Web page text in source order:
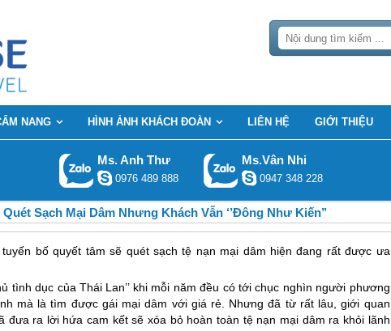
NANG HÌNH ẢNH KHÁCH ĐOÀN LIÊN HỆ GIỚI THIỆU
Ms. Anh Thư
0976 489 888
Ms.Vân Nhi
0947 348 228
Sạch Mại Dâm Nhưng Khách Vẫn ‘’đông Như Kiến’’
bố quyết tâm sẽ quét sạch tệ nạn mại dâm hiện đang rất được ưa
tình dục củaThái Lan’’ khi mỗi năm đều có tới chục nghìn người phương
mà là tìm được gái mại dâm với giá rẻ. Nhưng đã từ rất lâu, giới quan
đưa ra lời hứa cam kết sẽ xóa bỏ hoàn toàn tệ nạn mại dâm ra khỏi lãnh